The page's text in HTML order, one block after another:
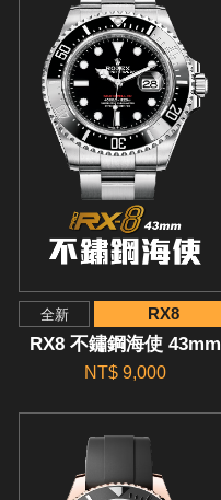
全新 RX8
RX8 不鏽鋼海使 43mm
NT$ 9,000